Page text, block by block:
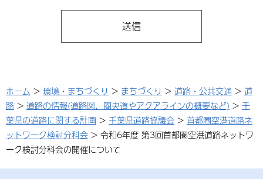
ホーム > 環境・まちづくり > まちづくり > 道路・公共交通 > 道
路 > 道路の情報(道路図、圏央道やアクアラインの概要など) > 千
葉県の道路に関する計画 > 千葉県道路協議会 > 首都圏空港道路ネ
ットワーク検討分科会 > 令和6年度 第3回首都圏空港道路ネットワ
ーク検討分科会の開催について